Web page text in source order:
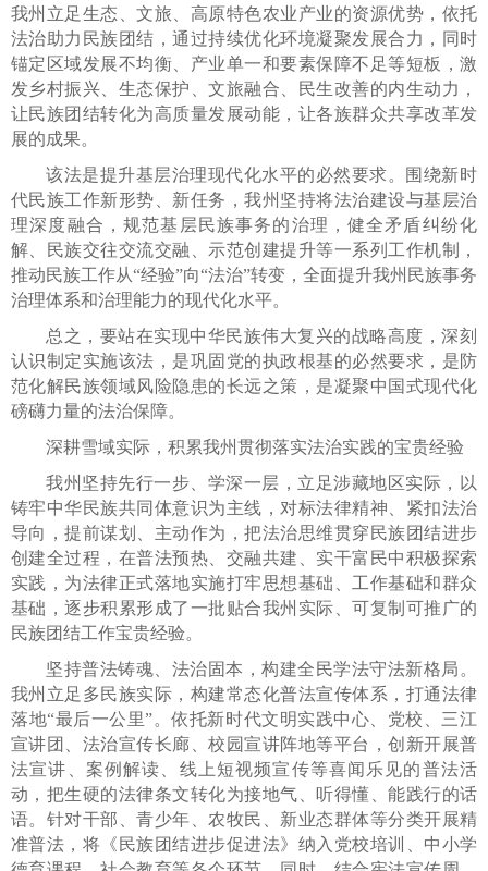
我州立足生态、文旅、高原特色农业产业的资源优势，依托
法治助力民族团结，通过持续优化环境凝聚发展合力，同时
锚定区域发展不均衡、产业单一和要素保障不足等短板，激
发乡村振兴、生态保护、文旅融合、民生改善的内生动力，
让民族团结转化为高质量发展动能，让各族群众共享改革发
展的成果。
该法是提升基层治理现代化水平的必然要求。围绕新时
代民族工作新形势、新任务，我州坚持将法治建设与基层治
理深度融合，规范基层民族事务的治理，健全矛盾纠纷化
解、民族交往交流交融、示范创建提升等一系列工作机制，
推动民族工作从“经验”向“法治”转变，全面提升我州民族事务
治理体系和治理能力的现代化水平。
总之，要站在实现中华民族伟大复兴的战略高度，深刻
认识制定实施该法，是巩固党的执政根基的必然要求，是防
范化解民族领域风险隐患的长远之策，是凝聚中国式现代化
磅礴力量的法治保障。
深耕雪域实际，积累我州贯彻落实法治实践的宝贵经验
我州坚持先行一步、学深一层，立足涉藏地区实际，以
铸牢中华民族共同体意识为主线，对标法律精神、紧扣法治
导向，提前谋划、主动作为，把法治思维贯穿民族团结进步
创建全过程，在普法预热、交融共建、实干富民中积极探索
实践，为法律正式落地实施打牢思想基础、工作基础和群众
基础，逐步积累形成了一批贴合我州实际、可复制可推广的
民族团结工作宝贵经验。
坚持普法铸魂、法治固本，构建全民学法守法新格局。
我州立足多民族实际，构建常态化普法宣传体系，打通法律
落地“最后一公里”。依托新时代文明实践中心、党校、三江
宣讲团、法治宣传长廊、校园宣讲阵地等平台，创新开展普
法宣讲、案例解读、线上短视频宣传等喜闻乐见的普法活
动，把生硬的法律条文转化为接地气、听得懂、能践行的话
语。针对干部、青少年、农牧民、新业态群体等分类开展精
准普法，将《民族团结进步促进法》纳入党校培训、中小学